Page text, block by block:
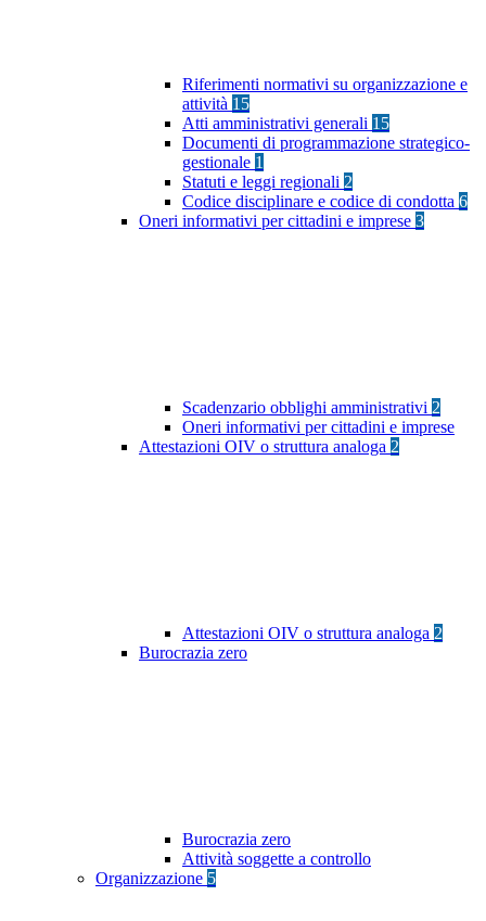
Riferimenti normativi su organizzazione e
attività 15
Atti amministrativi generali 15
Documenti di programmazione strategico-
gestionale 1
Statuti e leggi regionali 2
Codice disciplinare e codice di condotta 6
Oneri informativi per cittadini e imprese 3
Scadenzario obblighi amministrativi 2
Oneri informativi per cittadini e imprese
Attestazioni OIV o struttura analoga 2
Attestazioni OIV o struttura analoga 2
Burocrazia zero
Burocrazia zero
Attività soggette a controllo
Organizzazione 5